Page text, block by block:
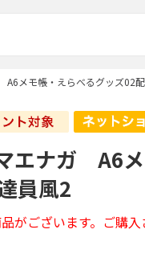
メモ帳・えらべるグッズ02
エナガ A6
員風2
がございます。ご購